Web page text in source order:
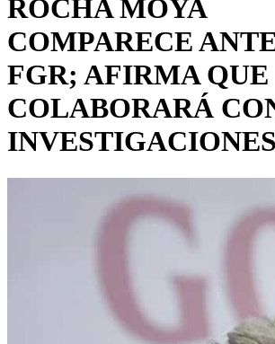
ROCHA MOYA
COMPARECE
FGR; AFIRMA QUE
COLABORARÁ
INVESTIGACIONES